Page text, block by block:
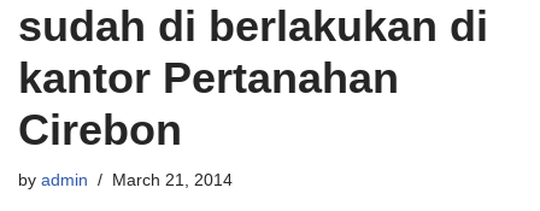
sudah di berlakukan di
kantor Pertanahan
Cirebon
by admin March 21, 2014